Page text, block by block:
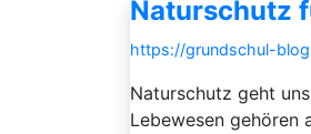
Naturschutz
https://grundschul-
Naturschutz geht
Lebewesen gehören